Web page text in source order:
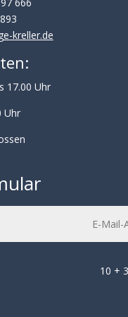
kreller.de
17.00 Uhr
Uhr
10 + 3